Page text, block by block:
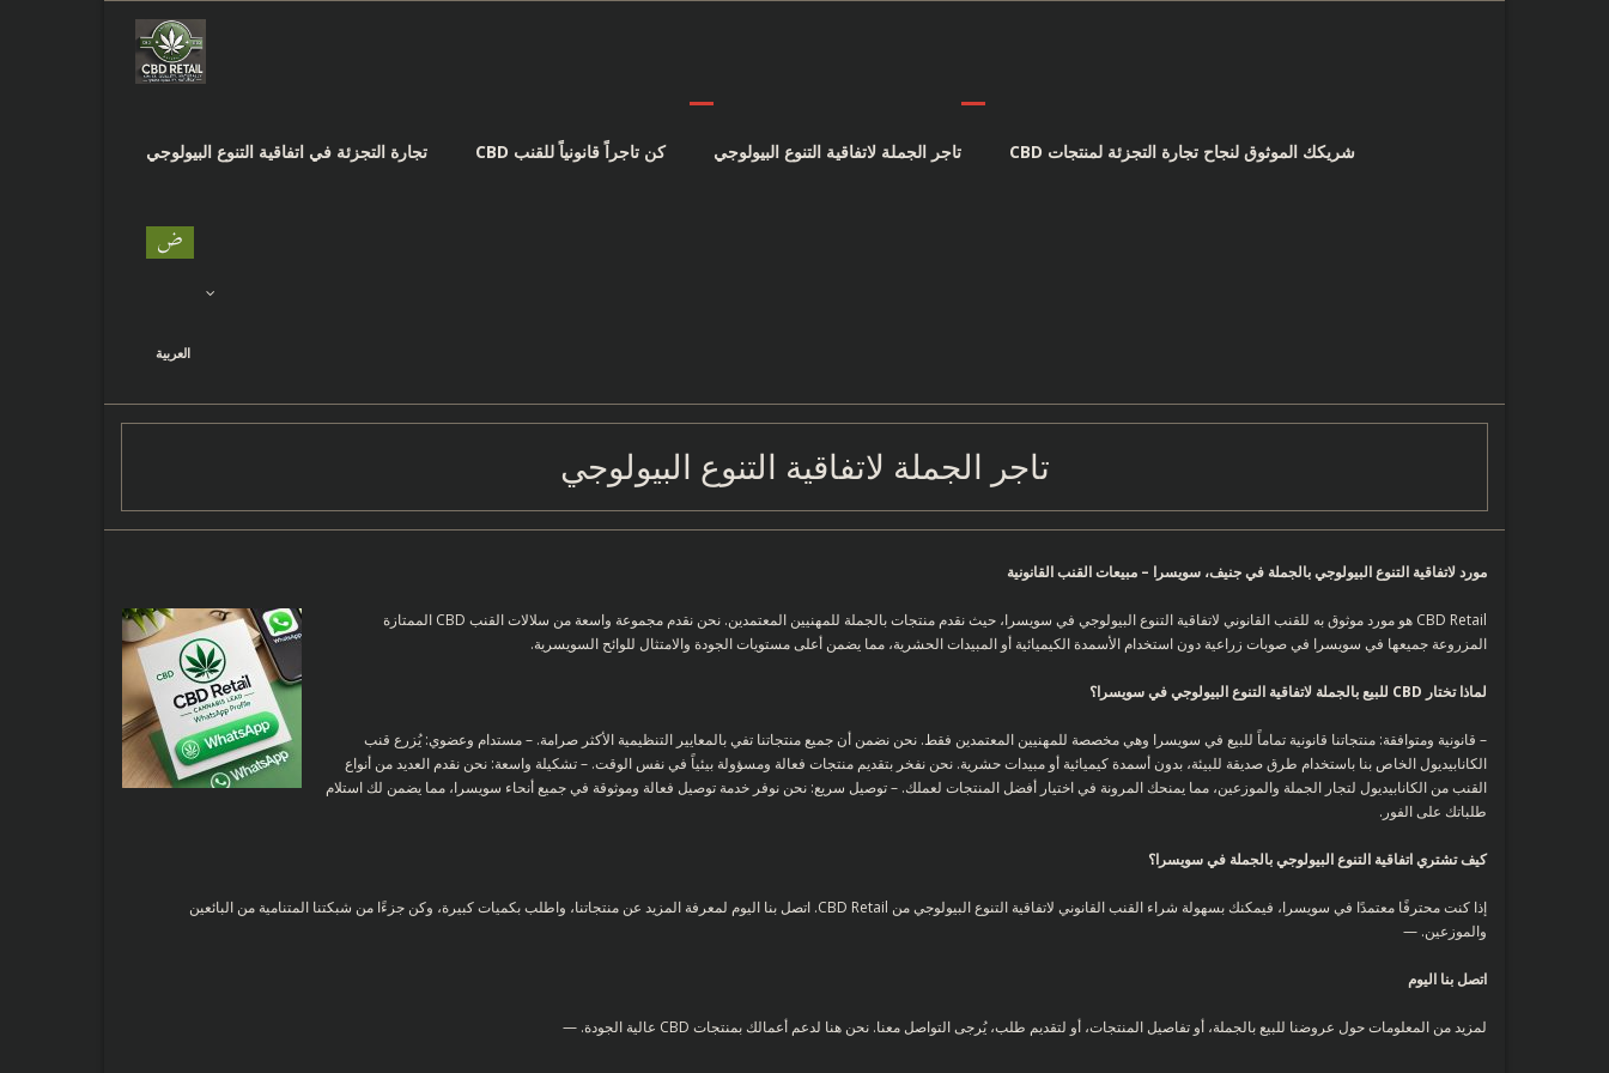
تجارة التجزئة في اتفاقية التنوع البيولوجي كن تاجراً قانونياً للقنب CBD تاجر الجملة لاتفاقية التنوع البيولوجي شريكك الموثوق لنجاح تجارة التجزئة لمنتجات CBD
العربية
تاجر الجملة لاتفاقية التنوع البيولوجي
مورد لاتفاقية التنوع البيولوجي بالجملة في جنيف، سويسرا – مبيعات القنب القانونية
CBD Retail هو مورد موثوق به للقنب القانوني لاتفاقية التنوع البيولوجي في سويسرا، حيث نقدم منتجات بالجملة للمهنيين المعتمدين. نحن نقدم مجموعة واسعة من سلالات القنب CBD الممتازة
المزروعة جميعها في سويسرا في صوبات زراعية دون استخدام الأسمدة الكيميائية أو المبيدات الحشرية، مما يضمن أعلى مستويات الجودة والامتثال للوائح السويسرية.
لماذا تختار CBD للبيع بالجملة لاتفاقية التنوع البيولوجي في سويسرا؟
– قانونية ومتوافقة: منتجاتنا قانونية تماماً للبيع في سويسرا وهي مخصصة للمهنيين المعتمدين فقط. نحن نضمن أن جميع منتجاتنا تفي بالمعايير التنظيمية الأكثر صرامة. – مستدام وعضوي: يُزرع قنب
الكانابيديول الخاص بنا باستخدام طرق صديقة للبيئة، بدون أسمدة كيميائية أو مبيدات حشرية. نحن نفخر بتقديم منتجات فعالة ومسؤولة بيئياً في نفس الوقت. – تشكيلة واسعة: نحن نقدم العديد من أنواع
القنب من الكانابيديول لتجار الجملة والموزعين، مما يمنحك المرونة في اختيار أفضل المنتجات لعملك. – توصيل سريع: نحن نوفر خدمة توصيل فعالة وموثوقة في جميع أنحاء سويسرا، مما يضمن لك استلام
طلباتك على الفور.
كيف تشتري اتفاقية التنوع البيولوجي بالجملة في سويسرا؟
إذا كنت محترفًا معتمدًا في سويسرا، فيمكنك بسهولة شراء القنب القانوني لاتفاقية التنوع البيولوجي من CBD Retail. اتصل بنا اليوم لمعرفة المزيد عن منتجاتنا، واطلب بكميات كبيرة، وكن جزءًا من شبكتنا المتنامية من البائعين
والموزعين. —
اتصل بنا اليوم
لمزيد من المعلومات حول عروضنا للبيع بالجملة، أو تفاصيل المنتجات، أو لتقديم طلب، يُرجى التواصل معنا. نحن هنا لدعم أعمالك بمنتجات CBD عالية الجودة. —